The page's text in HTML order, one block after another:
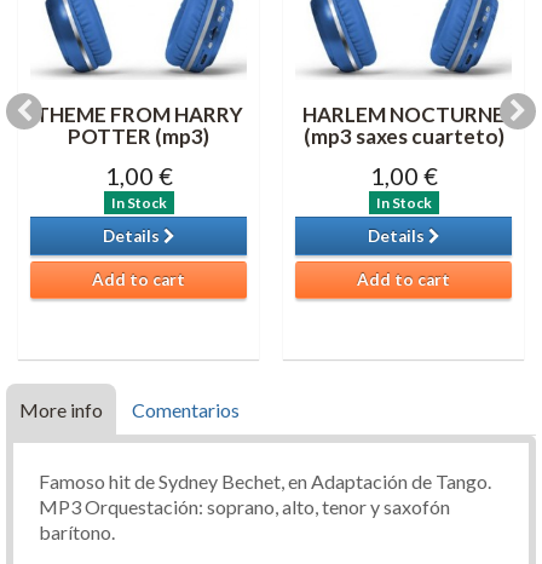
THEME FROM HARRY
POTTER (mp3)
1,00 €
In Stock
Details
Add to cart
HARLEM NOCTURNE
(mp3 saxes cuarteto)
1,00 €
In Stock
Details
Add to cart
More info Comentarios
Famoso hit de Sydney Bechet, en Adaptación de Tango.
MP3 Orquestación: soprano, alto, tenor y saxofón
barítono.